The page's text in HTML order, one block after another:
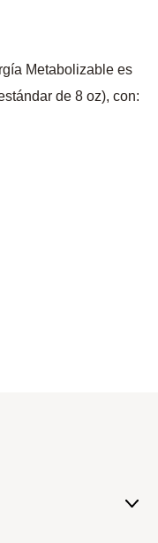
Metabolizable es
de 8 oz), con: